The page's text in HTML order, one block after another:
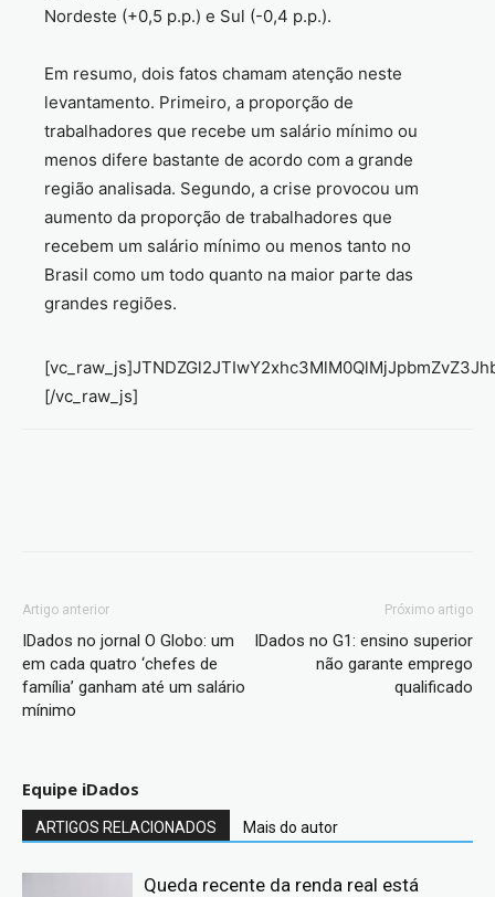
Nordeste (+0,5 p.p.) e Sul (-0,4 p.p.).
Em resumo, dois fatos chamam atenção neste
levantamento. Primeiro, a proporção de
trabalhadores que recebe um salário mínimo ou
menos difere bastante de acordo com a grande
região analisada. Segundo, a crise provocou um
aumento da proporção de trabalhadores que
recebem um salário mínimo ou menos tanto no
Brasil como um todo quanto na maior parte das
grandes regiões.
[/vc_raw_js]
Artigo anterior
IDados no jornal O Globo: um
em cada quatro ‘chefes de
família’ ganham até um salário
mínimo
Próximo artigo
IDados no G1: ensino superior
não garante emprego
qualificado
Equipe iDados
ARTIGOS RELACIONADOS Mais do autor
Queda recente da renda real está